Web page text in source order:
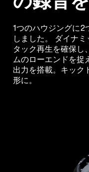
1つのハウジングに2
しました。 ダイナ
タック再生を確保し
ムのローエンドを捉
出力を搭載。キック
形に。